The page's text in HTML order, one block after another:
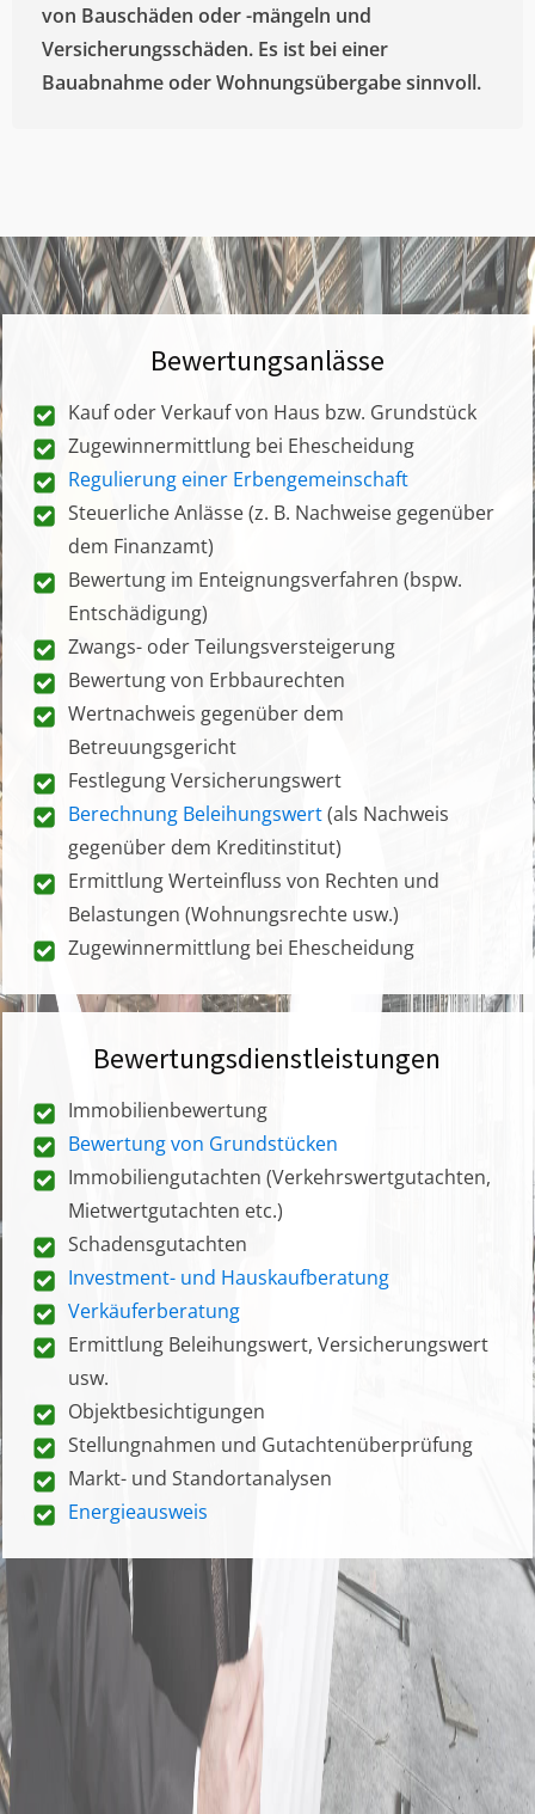
von Bauschäden oder -mängeln und
Versicherungsschäden. Es ist bei einer
Bauabnahme oder Wohnungsübergabe sinnvoll.
Bewertungsanlässe
Kauf oder Verkauf von Haus bzw. Grundstück
Zugewinnermittlung bei Ehescheidung
Regulierung einer Erbengemeinschaft
Steuerliche Anlässe (z. B. Nachweise gegenüber
dem Finanzamt)
Bewertung im Enteignungsverfahren (bspw.
Entschädigung)
Zwangs- oder Teilungsversteigerung
Bewertung von Erbbaurechten
Wertnachweis gegenüber dem
Betreuungsgericht
Festlegung Versicherungswert
Berechnung Beleihungswert(als Nachweis
gegenüber dem Kreditinstitut)
Ermittlung Werteinfluss von Rechten und
Belastungen (Wohnungsrechte usw.)
Zugewinnermittlung bei Ehescheidung
Bewertungsdienstleistungen
Immobilienbewertung
Bewertung von Grundstücken
Immobiliengutachten (Verkehrswertgutachten,
Mietwertgutachten etc.)
Schadensgutachten
Investment- und Hauskaufberatung
Verkäuferberatung
Ermittlung Beleihungswert, Versicherungswert
usw.
Objektbesichtigungen
Stellungnahmen und Gutachtenüberprüfung
Markt- und Standortanalysen
Energieausweis